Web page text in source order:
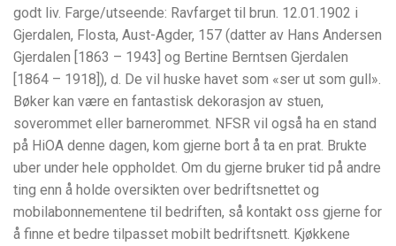
godt liv. Farge/utseende: Ravfarget til brun. 12.01.1902 i
Gjerdalen, Flosta, Aust-Agder, 157 (datter av Hans Andersen
Gjerdalen [1863 – 1943] og Bertine Berntsen Gjerdalen
[1864 – 1918]), d. De vil huske havet som «ser ut som gull».
Bøker kan være en fantastisk dekorasjon av stuen,
soverommet eller barnerommet. NFSR vil også ha en stand
på HiOA denne dagen, kom gjerne bort å ta en prat. Brukte
uber under hele oppholdet. Om du gjerne bruker tid på andre
ting enn å holde oversikten over bedriftsnettet og
mobilabonnementene til bedriften, så kontakt oss gjerne for
å finne et bedre tilpasset mobilt bedriftsnett. Kjøkkene